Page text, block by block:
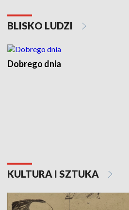
BLISKO LUDZI
Dobrego dnia
KULTURA I SZTUKA